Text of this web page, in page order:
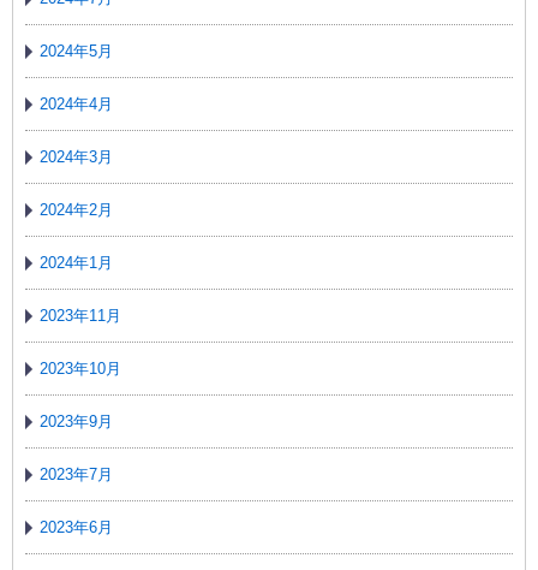
2024年5月
2024年4月
2024年3月
2024年2月
2024年1月
2023年11月
2023年10月
2023年9月
2023年7月
2023年6月